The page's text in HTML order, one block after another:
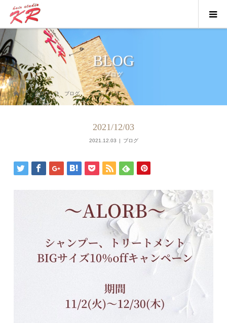
BLOG
ブログ
ブログ ブログ
2021/12/03
2021.12.03 ブログ